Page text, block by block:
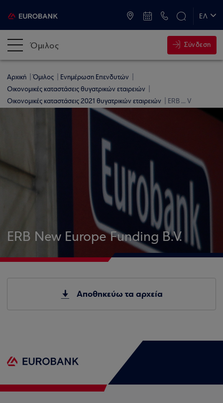
ΕΛ
Όμιλος Σύνδεση
Αρχική Όμιλος
Ενημέρωση Επενδυτών
Οικονομικές καταστάσεις θυγατρικών εταιρειών
Οικονομικές καταστάσεις 2021 θυγατρικών εταιρειών
ERB ... V
ERB New Europe Funding B.V.
Αποθηκεύω τα αρχεία